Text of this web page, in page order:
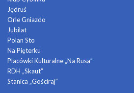
Jędruś
Orle Gniazdo
Jubilat
Polan Sto
Na Pięterku
Placówki Kulturalne „Na Rusa”
RDH „Skaut”
Stanica „Gościraj”